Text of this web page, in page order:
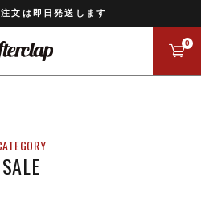
文は即日発送します
0
SALE